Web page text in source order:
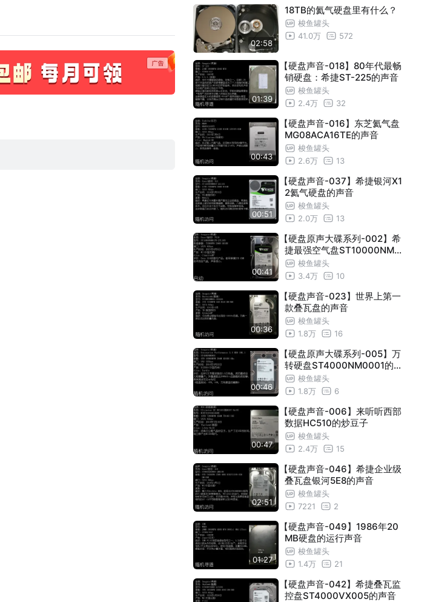
02:58
18TB的氦气硬盘里有什么？
梭鱼罐头
41.0万
572
01:39
【硬盘声音-018】80年代最畅
销硬盘：希捷ST-225的声音
梭鱼罐头
2.4万
32
00:43
【硬盘声音-016】东芝氦气盘
MG08ACA16TE的声音
梭鱼罐头
2.6万
13
00:51
【硬盘声音-037】希捷银河X1
2氦气硬盘的声音
梭鱼罐头
2.0万
13
00:41
【硬盘原声大碟系列-002】希
捷最强空气盘ST10000NM01
7B的声音
梭鱼罐头
3.4万
10
00:36
【硬盘声音-023】世界上第一
款叠瓦盘的声音
梭鱼罐头
1.8万
16
00:46
【硬盘原声大碟系列-005】万
转硬盘ST4000NM0001的声
音是什么样的？
梭鱼罐头
1.8万
6
00:47
【硬盘声音-006】来听听西部
数据HC510的炒豆子
梭鱼罐头
2.4万
15
02:51
【硬盘声音-046】希捷企业级
叠瓦盘银河5E8的声音
梭鱼罐头
7221
2
01:27
【硬盘声音-049】1986年20
MB硬盘的运行声音
梭鱼罐头
1.4万
21
【硬盘声音-042】希捷叠瓦监
控盘ST4000VX005的声音